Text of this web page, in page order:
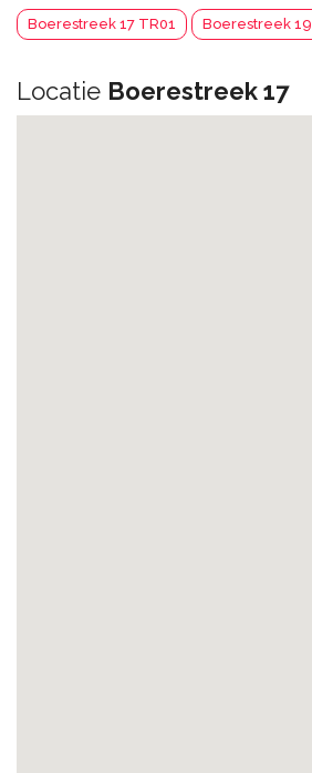
Boerestreek 17 TR01 Boerestreek 19
Locatie Boerestreek 17